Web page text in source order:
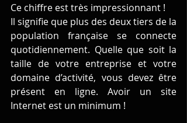
Ce chiffre est très impressionnant !
Il signifie que plus des deux tiers de la
population française se connecte
quotidiennement. Quelle que soit la
taille de votre entreprise et votre
domaine d’activité, vous devez être
présent en ligne. Avoir un site
Internet est un minimum !